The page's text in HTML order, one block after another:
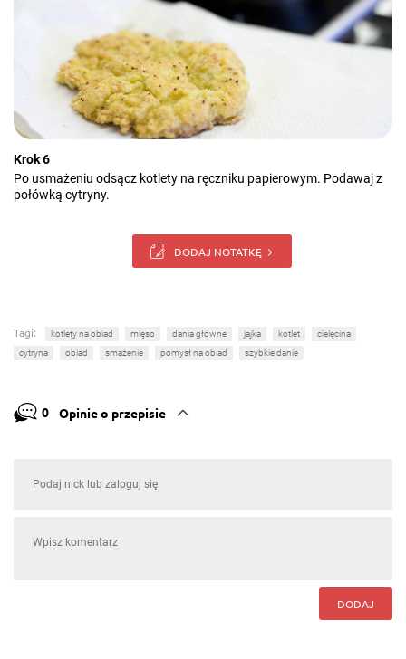
Krok 6
Po usmażeniu odsącz kotlety na ręczniku papierowym. Podawaj z
połówką cytryny.
DODAJ NOTATKĘ
Tagi: kotlety na obiad mięso dania główne jajka kotlet
cielęcina
cytryna
obiad smażenie pomysł na obiad szybkie danie
0 Opinie o przepisie
DODAJ